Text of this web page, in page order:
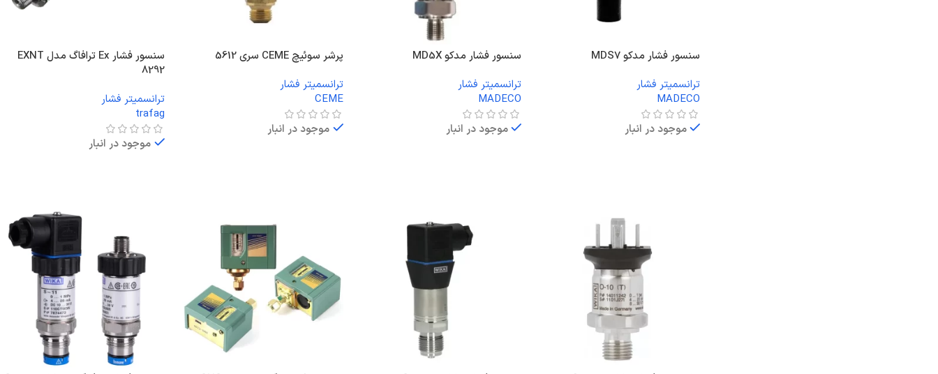
سنسور فشار مدکو MDS7
ترانسمیتر فشار
MADECO
موجود در انبار
سنسور فشار مدکو MD5X
ترانسمیتر فشار
MADECO
موجود در انبار
پرشر سوئیچ CEME سری 5612
ترانسمیتر فشار
CEME
موجود در انبار
سنسور فشار Ex ترافاگ مدل EXNT
8292
ترانسمیتر فشار
trafag
موجود در انبار